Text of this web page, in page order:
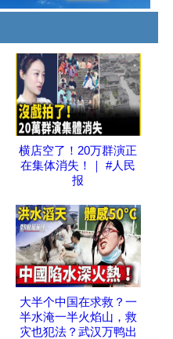
横店空了！20万群演正
在集体消失！｜ #人民
报
大半个中国在求救？一
半水淹一半火焰山，救
灾也犯法？武汉万鸭出